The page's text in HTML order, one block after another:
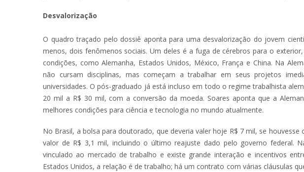
Desvalorização
O quadro traçado pelo dossiê aponta para uma desvalorização do jovem
menos, dois fenômenos sociais. Um deles é a fuga de cérebros para o
condições, como Alemanha, Estados Unidos, México, França e China. Na
não cursam disciplinas, mas começam a trabalhar em seus projetos
universidades. O pós-graduado já está incluso em todo o regime trabalhista
20 mil a R$ 30 mil, com a conversão da moeda. Soares aponta que a
melhores condições para ciência e tecnologia no mundo atualmente.
No Brasil, a bolsa para doutorado, que deveria valer hoje R$ 7 mil, se
valor de R$ 3,1 mil, incluindo o último reajuste dado pelo governo federal.
vinculado ao mercado de trabalho e existe grande interação e incentivos
Estados Unidos, a relação é de trabalho; há um contrato com várias cláusulas